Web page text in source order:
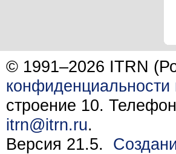
© 1991–2026 ITRN
строение 10.
itrn@itrn.ru.
Версия 21.5.